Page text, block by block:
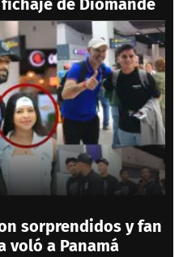
de Diomandé
sorprendidos y fan
voló a Panamá